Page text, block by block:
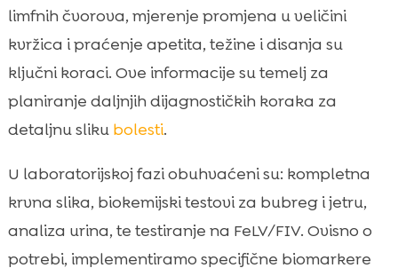
limfnih čvorova, mjerenje promjena u veličini
kvržica i praćenje apetita, težine i disanja su
ključni koraci. Ove informacije su temelj za
planiranje daljnjih dijagnostičkih koraka za
detaljnu sliku bolesti.
U laboratorijskoj fazi obuhvaćeni su: kompletna
krvna slika, biokemijski testovi za bubreg i jetru,
analiza urina, te testiranje na FeLV/FIV. Ovisno o
potrebi, implementiramo specifične biomarkere